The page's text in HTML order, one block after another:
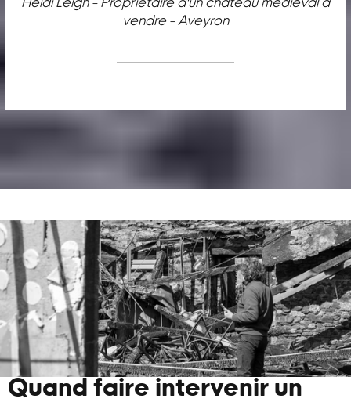
Heidi Leigh - Propriétaire d'un chateau médiéval à
vendre - Aveyron
Quand faire intervenir un